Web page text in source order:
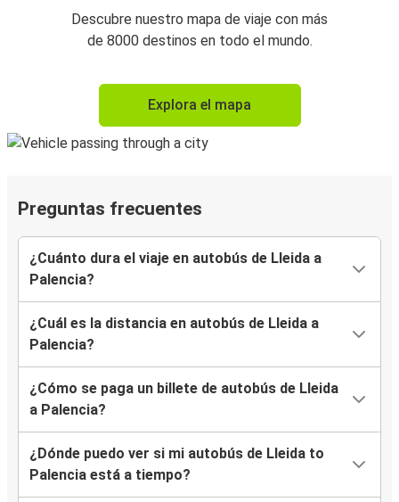
Descubre nuestro mapa de viaje con más
de 8000 destinos en todo el mundo.
Explora el mapa
Preguntas frecuentes
¿Cuánto dura el viaje en autobús de Lleida a
Palencia?
¿Cuál es la distancia en autobús de Lleida a
Palencia?
¿Cómo se paga un billete de autobús de Lleida
a Palencia?
¿Dónde puedo ver si mi autobús de Lleida to
Palencia está a tiempo?